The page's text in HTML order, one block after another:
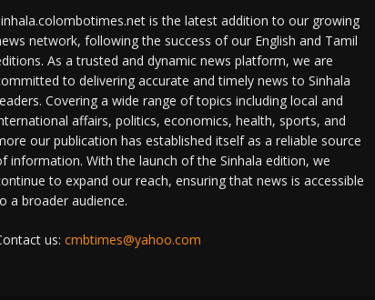
is the latest addition to our growing
network, following the success of our English and Tamil
As a trusted and dynamic news platform, we are
to delivering accurate and timely news to Sinhala
Covering a wide range of topics including local and
affairs, politics, economics, health, sports, and
our publication has established itself as a reliable source
information. With the launch of the Sinhala edition, we
to expand our reach, ensuring that news is accessible
a broader audience.
us: cmbtimes@yahoo.com